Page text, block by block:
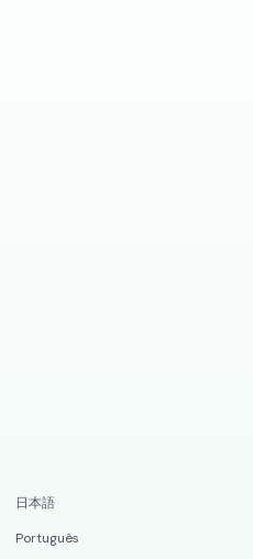
日本語
Português